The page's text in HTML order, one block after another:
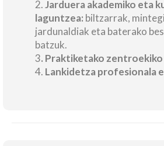
2.Jarduera akademiko eta
laguntzea: biltzarrak,
jardunaldiak eta baterako
batzuk.
3. Praktiketako
4. Lankidetza profesionala